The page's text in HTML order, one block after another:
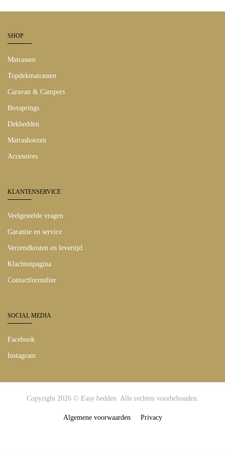
SHOP
Matrassen
Topdekmatrassen
Caravan & Campers
Boxsprings
Dekbedden
Matrashoezen
Accesoires
KLANTENSERVICE
Veelgestelde vragen
Garantie en service
Verzendkosten en levertijd
Klachtenpagina
Contactformulier
SOCIAL MEDIA
Facebook
Instagram
Copyright 2026 © Easy bedden Alle rechten voorbehouden.
Algemene voorwaarden Privacy